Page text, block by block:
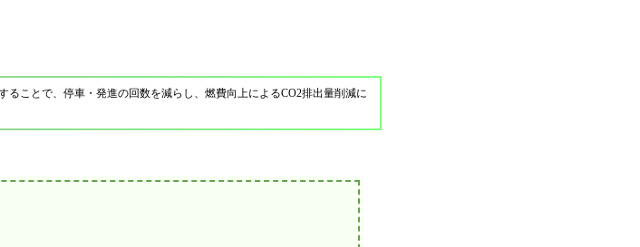
ことで、停車・発進の回数を減らし、燃費向上によるCO2排出量削減に